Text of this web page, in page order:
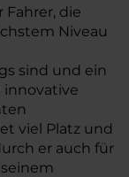
Fahrer, die
Niveau
sind und ein
innovative
viel Platz und
er auch für